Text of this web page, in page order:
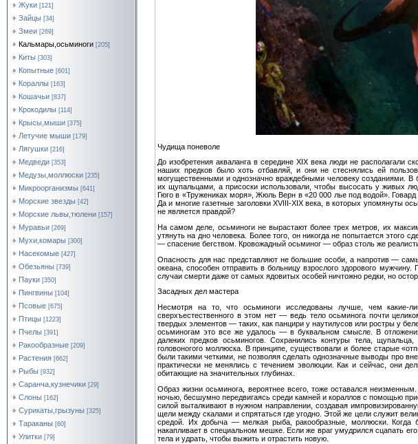
Жуки [121]
Зайцы [34]
Змеи [269]
Кальмары,осьминоги [205]
Киты [303]
Копытные [601]
Кораллы [163]
Кошачьи [837]
Крокодилы [114]
Крысы,мыши [375]
Летучие мыши [179]
Лягушки [216]
Медведи [353]
Медузы,моллюски [235]
Микроорганизмы [641]
Морские звезды [42]
Морские львы,тюлени [157]
Муравьи [269]
Мухи,комары [300]
Насекомые [427]
Обезьяны [739]
Пауки [350]
Пингвины [104]
Псовые [675]
Птицы [1223]
Пчелы [391]
Ракообразные [209]
Растения [662]
Рыбы [932]
Саранча,кузнечики [29]
Слоны [162]
Сурикаты,грызуны [325]
Тараканы [60]
Улитки [79]
Чудища поневоле
До изобретения акваланга в середине XIX века люди не располагали
наших предков было хоть отбавляй, и они не стеснялись ей
могущественными и однозначно враждебными человеку созданиями.
их щупальцами, а присоски использовали, чтобы высосать у живых
Гюго в «Тружениках моря», Жюль Верн в «20 000 лье под водой».
Да и многие газетные заголовки XVIII-XIX века, в которых упомянуты
не является правдой?
На самом деле, осьминоги не вырастают более трех метров, их
утянуть на дно человека. Более того, он никогда не попытается этого
— спасение бегством. Кровожадный осьминог — образ столь же
Опасность для нас представляют не большие особи, а напротив —
океана, способен отправить в больницу взрослого здорового
случаи смерти даже от самых ядовитых особей ничтожно редки, но
Засадных дел мастера
Несмотря на то, что осьминоги исследованы лучше, чем какие-
сверхъестественного в этом нет — ведь тело осьминога почти
твердых элементов — таких, как панцири у наутилусов или ростры у
осьминогам это все же удалось — в буквальном смысле. В
далеких предков осьминогов. Сохранились контуры тела,
головоногого моллюска. В принципе, существовали и более старые
были такими четкими, не позволяя сделать однозначные выводы про
практически не менялись с течением эволюции. Как и сейчас, они
обитающие на значительных глубинах.
Образ жизни осьминога, вероятнее всего, тоже оставался
ночью, бесшумно передвигаясь среди камней и кораллов с помощью
силой выталкивают в нужном направлении, создавая
щели между скалами и спрятаться где угодно. Этой же цели служит
средой. Их добыча — мелкая рыба, ракообразные, моллюски. Когда
накапливает в специальном мешке. Если же враг умудрился сцапать
тела и удрать, чтобы выжить и отрастить новую.